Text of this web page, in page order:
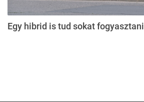
Egy hibrid is tud sokat fogyasztani